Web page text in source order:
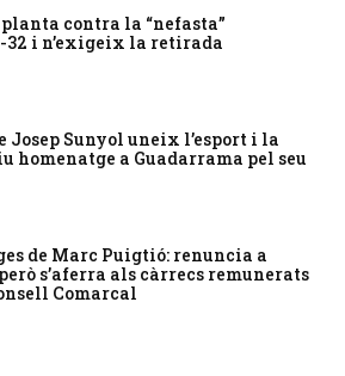
planta contra la “nefasta”
32 i n’exigeix la retirada
Josep Sunyol uneix l’esport i la
homenatge a Guadarrama pel seu
de Marc Puigtió: renuncia a
s’aferra als càrrecs remunerats
Comarcal